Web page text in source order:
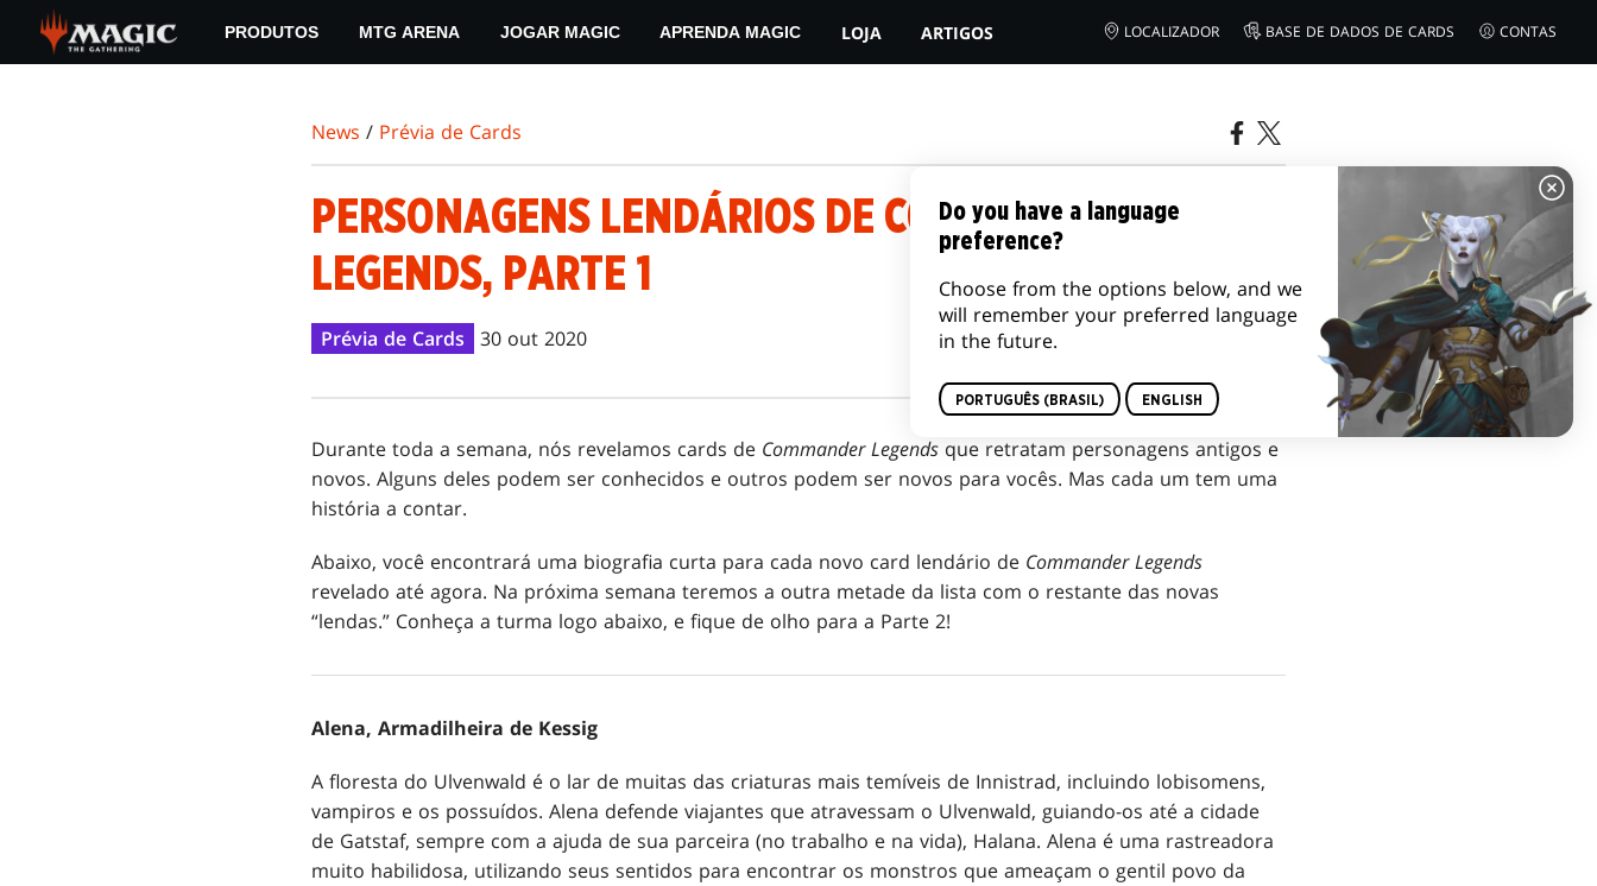
main
PRODUTOS MTG ARENA JOGAR MAGIC APRENDA MAGIC LOJA ARTIGOS LOCALIZADOR BASE DE DADOS DE CARDS CONTAS
News / Prévia de Cards
PERSONAGENS LENDÁRIOS DE COMMANDER
LEGENDS, PARTE 1
Prévia de Cards 30 out 2020
Durante toda a semana, nós revelamos cards de Commander Legends que retratam personagens antigos e
novos. Alguns deles podem ser conhecidos e outros podem ser novos para vocês. Mas cada um tem uma
história a contar.
Abaixo, você encontrará uma biografia curta para cada novo card lendário de Commander Legends
revelado até agora. Na próxima semana teremos a outra metade da lista com o restante das novas
“lendas.” Conheça a turma logo abaixo, e fique de olho para a Parte 2!
Alena, Armadilheira de Kessig
A floresta do Ulvenwald é o lar de muitas das criaturas mais temíveis de Innistrad, incluindo lobisomens,
vampiros e os possuídos. Alena defende viajantes que atravessam o Ulvenwald, guiando-os até a cidade
de Gatstaf, sempre com a ajuda de sua parceira (no trabalho e na vida), Halana. Alena é uma rastreadora
muito habilidosa, utilizando seus sentidos para encontrar os monstros que ameaçam o gentil povo da
Do you have a language
preference?
Choose from the options below, and we
will remember your preferred language
in the future.
PORTUGUÊS (BRASIL) ENGLISH